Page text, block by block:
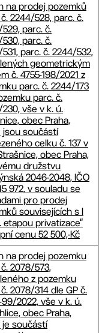
na prodej pozemků
2244/528, parc. č.
parc. č.
parc. č.
parc. č. 2244/532,
geometrickým
č. 4755-198/2021 z
parc. č. 2244/173
parc. č.
vše v k. ú.
obec Praha,
jsou součástí
celku č. 137 v
obec Praha,
družstvu
2046-2048, IČO
972, v souladu se
pro prodej
souvisejících s I
etapou privatizace“
cenu 52 500,-Kč
na prodej pozemku
2078/573,
z pozemku
2078/314 dle GP č.
2022, vše v k. ú.
obec Praha,
součástí